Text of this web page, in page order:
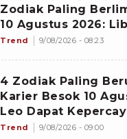
Zodiak Paling
10 Agustus 2026:
Proyek Emas
Trend 9/08/2026 - 08:23
4 Zodiak Paling
Karier Besok 10
Leo Dapat
Makin
Trend 9/08/2026 - 09:00